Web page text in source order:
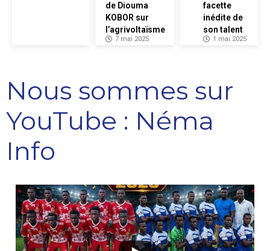
de Diouma
KOBOR sur
l’agrivoltaïsme
7 mai 2025
facette
inédite de
son talent
1 mai 2025
Nous sommes sur
YouTube : Néma
Info